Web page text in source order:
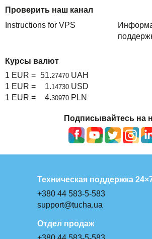
Проверить наш канал
Instructions for VPS
Курсы валют
1 EUR = 51.27470 UAH
1 EUR =
1.14730 USD
1 EUR =
4.30970 PLN
Подписывайтесь на
Техническая поддержка
+380 44 583-5-583
support@tucha.ua
Отдел продаж